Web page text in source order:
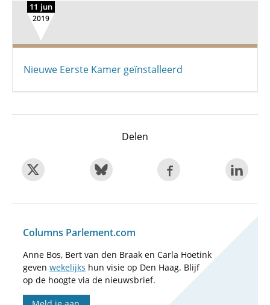
11 jun
2019
Nieuwe Eerste Kamer geïnstalleerd
Delen
Columns Parlement.com
Anne Bos, Bert van den Braak en Carla Hoetink
geven wekelijks hun visie op Den Haag. Blijf
op de hoogte via de nieuwsbrief.